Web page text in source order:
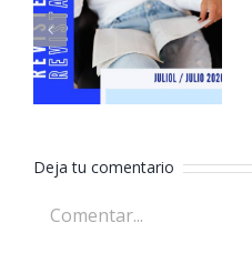
Revistas
julio 2026
Deja tu comentario
Comentar